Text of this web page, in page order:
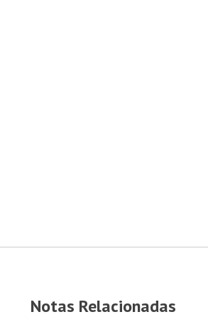
Notas Relacionadas